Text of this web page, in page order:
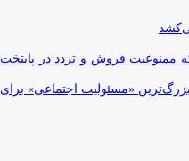
ممنوعیت فروش و تردد در پایتخت
«مسئولیت اجتماعی» برای